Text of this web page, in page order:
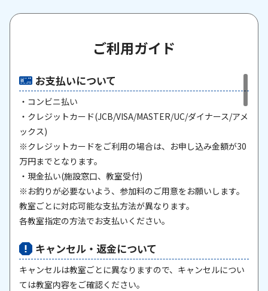
ご利用ガイド
お支払いについて
・コンビニ払い
・クレジットカード(JCB/VISA/MASTER/UC/ダイナース/アメ
ックス)
※クレジットカードをご利用の場合は、お申し込み金額が30
万円までとなります。
・現金払い(施設窓口、教室受付)
※お釣りが必要ないよう、参加料のご用意をお願いします。
教室ごとに対応可能な支払方法が異なります。
各教室指定の方法でお支払いください。
キャンセル・返金について
キャンセルは教室ごとに異なりますので、キャンセルについ
ては教室内容をご確認ください。